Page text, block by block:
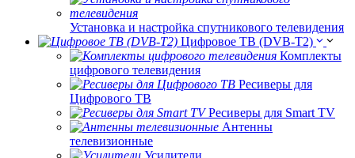
Установка и настройка спутникового телевидения
Цифровое ТВ (DVB-T2)
Комплекты
цифрового телевидения
Ресиверы для
Цифрового ТВ
Ресиверы для Smart TV
Антенны
телевизионные
Усилители